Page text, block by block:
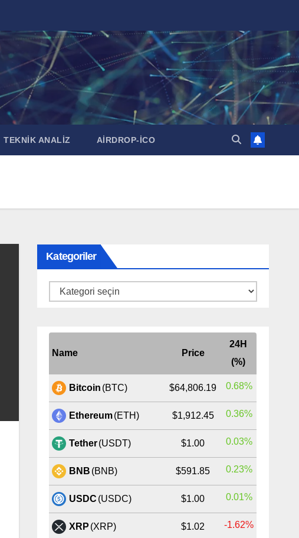
TEKNİK ANALİZ AİRDROP-İCO
Kategoriler
Kategoriler
Name Price
24H
(%)
Bitcoin (BTC) $64,806.19 0.68%
Ethereum(ETH) $1,912.45 0.36%
Tether(USDT) $1.00 0.03%
BNB (BNB) $591.85 0.23%
USDC (USDC) $1.00 0.01%
XRP (XRP) $1.02 -1.62%